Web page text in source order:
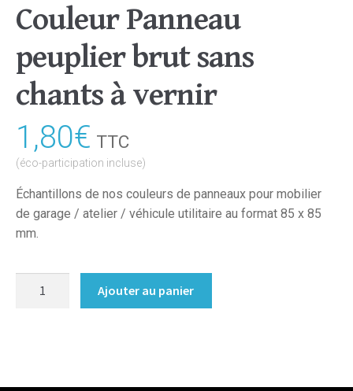
Couleur Panneau
peuplier brut sans
chants à vernir
1,80€ TTC
(éco-participation incluse)
Échantillons de nos couleurs de panneaux pour mobilier
de garage / atelier / véhicule utilitaire au format 85 x 85
mm.
Ajouter au panier